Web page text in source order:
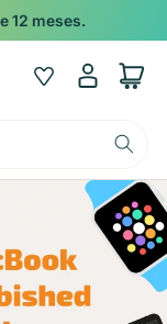
12 meses.
Wishlist
Iniciar
sesión
Carrito